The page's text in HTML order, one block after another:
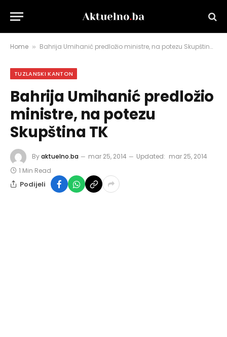
Home » Bahrija Umihanić predložio ministre, na potezu Skupština TK
TUZLANSKI KANTON
Bahrija Umihanić predložio
ministre, na potezu
Skupština TK
Byaktuelno.ba mar 25, 2014 Updated: mar 25, 2014
1 Min Read
Podijeli